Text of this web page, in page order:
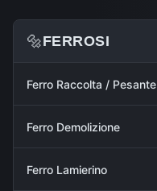
🔩FERROSI
Ferro Raccolta / Pesante
Ferro Demolizione
Ferro Lamierino